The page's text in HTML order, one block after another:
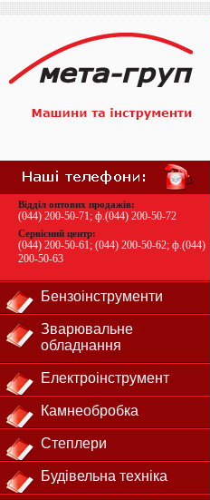
Відділ оптових продажів:
(044) 200-50-71; ф.(044) 200-50-72
Сервісний центр:
(044) 200-50-61; (044) 200-50-62; ф.(044)
200-50-63
Бензоінструменти
Зварювальне
обладнання
Електроінструмент
Камнеобробка
Степлери
Будівельна техніка